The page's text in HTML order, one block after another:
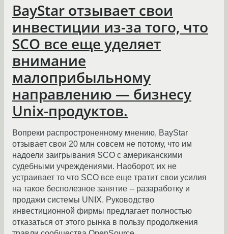
BayStar отзывает свои
инвестиции из-за того, что
SCO все еще уделяет
внимание
малоприбыльному
направлению — бизнесу
Unix-продуктов.
Вопреки распростроненному мнению, BayStar
отзывает свои 20 млн совсем не потому, что им
надоели заигрывания SCO с американскими
судебными учреждениями. Наоборот, их не
устраивает то что SCO все еще тратит свои усилия
на такое бесполезное занятие -- разаработку и
продажи системы UNIX. Руководство
инвестиционной фирмы предлагает полностью
отказаться от этого рынка в пользу продолжения